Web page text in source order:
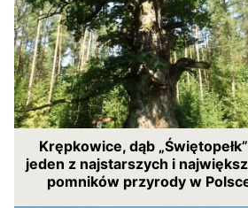
Krępkowice, dąb
jeden z najstarszych i
pomników przyrody w